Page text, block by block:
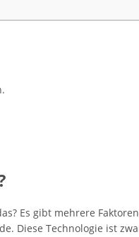
Es gibt mehrere
Diese Technologie ist